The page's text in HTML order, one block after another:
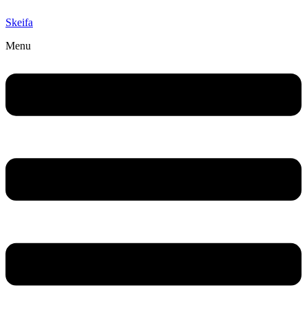
Skeifa
Menu